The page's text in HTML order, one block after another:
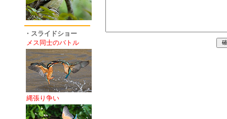
・スライドショー
メス同士のバトル
縄張り争い